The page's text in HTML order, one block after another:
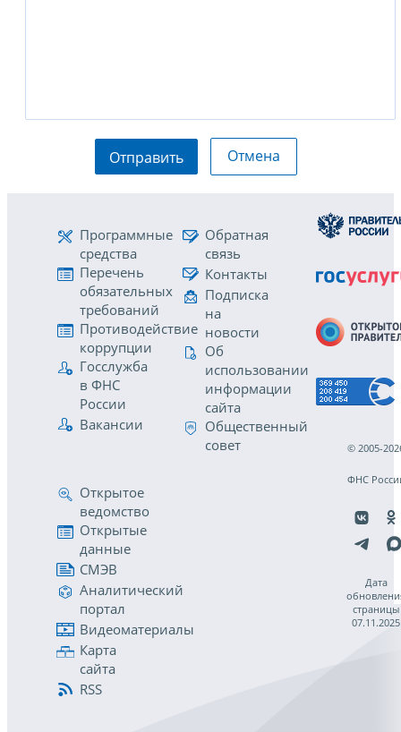
Отправить Отмена
Программные
средства
Перечень
обязательных
требований
Противодействие
коррупции
Госслужба
в ФНС
России
Вакансии
Обратная
связь
Контакты
Подписка
на
новости
Об
использовании
информации
сайта
Общественный
совет
Открытое
ведомство
Открытые
данные
СМЭВ
Аналитический
портал
Видеоматериалы
Карта
сайта
RSS
© 2005-
ФНС
Дата
страницы
07.11.2025